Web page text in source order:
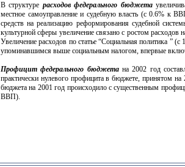
В структуре расходов федерального бюджета
местное самоуправление и судебную власть (с 0.6% к
средств на реализацию реформирования судебной
культурной сферы увеличение связано с ростом
Увеличение расходов по статье “Социальная политика ”
упоминавшимся выше социальным налогом, впервые
Профицит федерального бюджетана 2002 год
практически нулевого профицита в бюджете, принятом на
бюджета на 2001 год происходило с существенным
ВВП).